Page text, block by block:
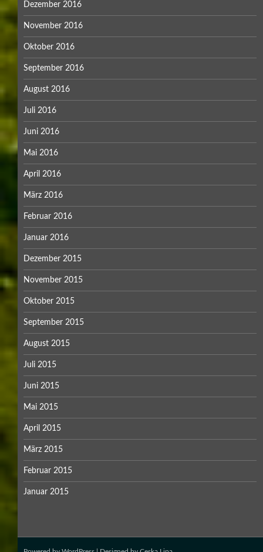
Dezember 2016
November 2016
Oktober 2016
September 2016
August 2016
Juli 2016
Juni 2016
Mai 2016
April 2016
März 2016
Februar 2016
Januar 2016
Dezember 2015
November 2015
Oktober 2015
September 2015
August 2015
Juli 2015
Juni 2015
Mai 2015
April 2015
März 2015
Februar 2015
Januar 2015